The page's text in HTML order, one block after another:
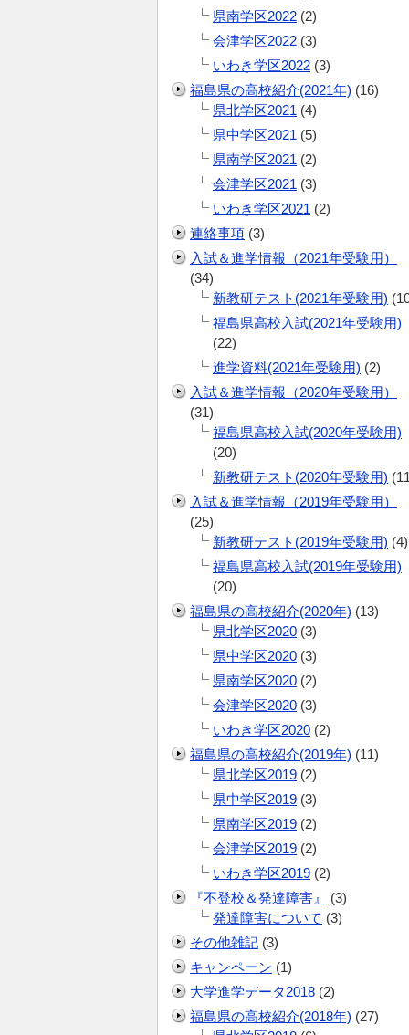
県南学区2022 (2)
会津学区2022 (3)
いわき学区2022 (3)
福島県の高校紹介(2021年) (16)
県北学区2021 (4)
県中学区2021 (5)
県南学区2021 (2)
会津学区2021 (3)
いわき学区2021 (2)
連絡事項 (3)
入試＆進学情報（2021年受験用）
(34)
新教研テスト(2021年受験用)
福島県高校入試(2021年受験用)
(22)
進学資料(2021年受験用) (2)
入試＆進学情報（2020年受験用）
(31)
福島県高校入試(2020年受験用)
(20)
新教研テスト(2020年受験用)
入試＆進学情報（2019年受験用）
(25)
新教研テスト(2019年受験用) (4)
福島県高校入試(2019年受験用)
(20)
福島県の高校紹介(2020年) (13)
県北学区2020 (3)
県中学区2020 (3)
県南学区2020 (2)
会津学区2020 (3)
いわき学区2020 (2)
福島県の高校紹介(2019年) (11)
県北学区2019 (2)
県中学区2019 (3)
県南学区2019 (2)
会津学区2019 (2)
いわき学区2019 (2)
『不登校＆発達障害』
(3)
発達障害について (3)
その他雑記 (3)
キャンペーン (1)
大学進学データ2018 (2)
福島県の高校紹介(2018年) (27)